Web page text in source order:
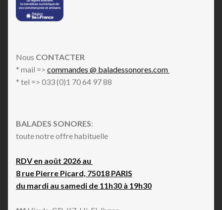
Nous CONTACTER
* mail => commandes @ baladessonores.com
* tel => 033 (0)1 70 64 97 88
BALADES SONORES:
toute notre offre habituelle
RDV en août 2026 au
8 rue Pierre Picard, 75018 PARIS
du mardi au samedi de 11h30 à 19h30